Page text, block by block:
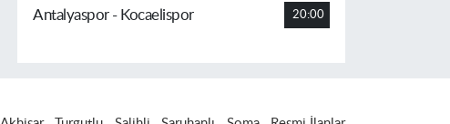
Antalyaspor - Kocaelispor 20:00